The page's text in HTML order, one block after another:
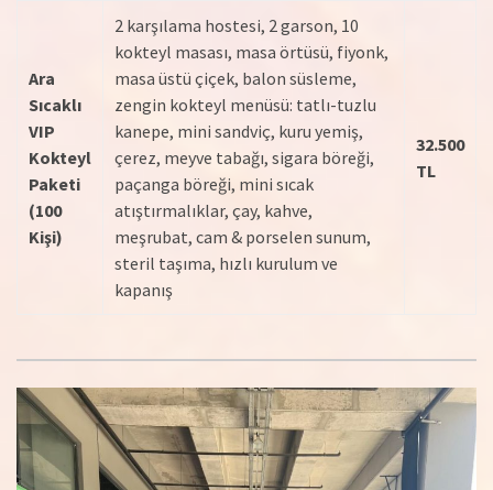
Ara
Sıcaklı
VIP
Kokteyl
Paketi
(100
Kişi)
2 karşılama hostesi, 2 garson, 10
kokteyl masası, masa örtüsü, fiyonk,
masa üstü çiçek, balon süsleme,
zengin kokteyl menüsü: tatlı-tuzlu
kanepe, mini sandviç, kuru yemiş,
çerez, meyve tabağı, sigara böreği,
paçanga böreği, mini sıcak
atıştırmalıklar, çay, kahve,
meşrubat, cam & porselen sunum,
steril taşıma, hızlı kurulum ve
kapanış
32.500
TL